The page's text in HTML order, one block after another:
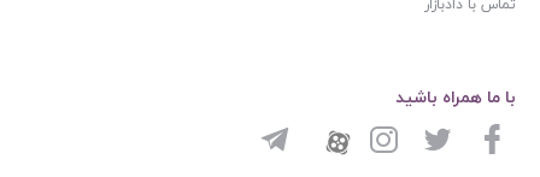
تماس با دادبازار
با ما همراه باشید